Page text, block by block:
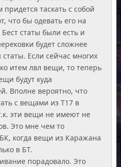
таскать с собой
что бы одевать его на
статы были есть и
будет сложнее
статы. Если сейчас многих
итем лвл вещи, то теперь
будут куда
Вполне вероятно, что
с вещами из Т17 в
эти вещи не имеют не
Это мне чем то
когда вещи из Каражана
в БТ.
порадовало. Это